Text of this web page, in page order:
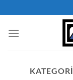
atla